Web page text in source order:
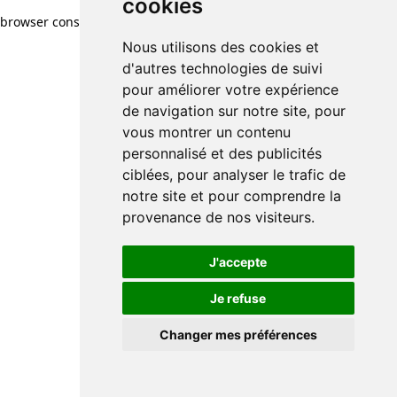
cookies
Nous utilisons des cookies et
d'autres technologies de suivi
pour améliorer votre expérience
de navigation sur notre site, pour
vous montrer un contenu
personnalisé et des publicités
ciblées, pour analyser le trafic de
notre site et pour comprendre la
provenance de nos visiteurs.
J'accepte
Je refuse
Changer mes préférences
browser console for more information)